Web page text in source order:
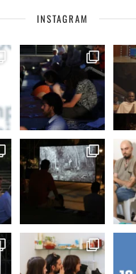
INSTAGRAM